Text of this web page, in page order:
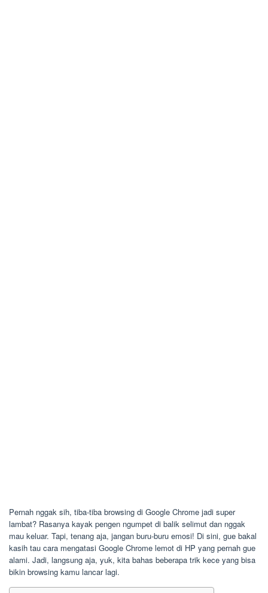
Pernah nggak sih, tiba-tiba browsing di Google Chrome jadi super
lambat? Rasanya kayak pengen ngumpet di balik selimut dan nggak
mau keluar. Tapi, tenang aja, jangan buru-buru emosi! Di sini, gue bakal
kasih tau cara mengatasi Google Chrome lemot di HP yang pernah gue
alami. Jadi, langsung aja, yuk, kita bahas beberapa trik kece yang bisa
bikin browsing kamu lancar lagi.